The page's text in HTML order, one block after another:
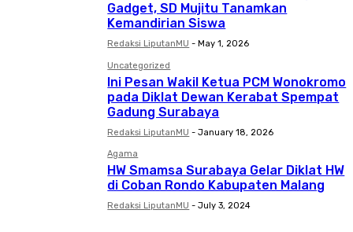
Gadget, SD Mujitu Tanamkan
Kemandirian Siswa
Redaksi LiputanMU - May 1, 2026
Uncategorized
Ini Pesan Wakil Ketua PCM Wonokromo
pada Diklat Dewan Kerabat Spempat
Gadung Surabaya
Redaksi LiputanMU - January 18, 2026
Agama
HW Smamsa Surabaya Gelar Diklat HW
di Coban Rondo Kabupaten Malang
Redaksi LiputanMU - July 3, 2024